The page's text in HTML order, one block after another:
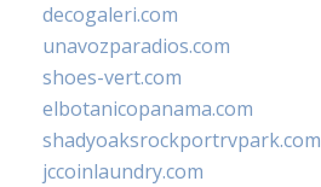
decogaleri.com
unavozparadios.com
shoes-vert.com
elbotanicopanama.com
shadyoaksrockportrvpark.com
jccoinlaundry.com